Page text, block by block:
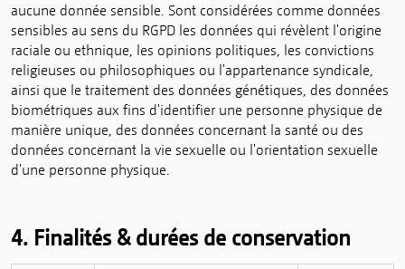
aucune donnée sensible. Sont considérées comme données
sensibles au sens du RGPD les données qui révèlent l'origine
raciale ou ethnique, les opinions politiques, les convictions
religieuses ou philosophiques ou l'appartenance syndicale,
ainsi que le traitement des données génétiques, des données
biométriques aux fins d'identifier une personne physique de
manière unique, des données concernant la santé ou des
données concernant la vie sexuelle ou l'orientation sexuelle
d'une personne physique.
4. Finalités & durées de conservation